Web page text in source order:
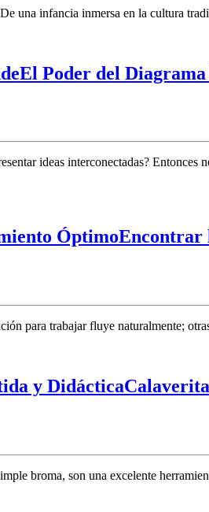
una infancia inmersa en la cultura
El Poder del
ideas interconectadas? Entonces
ÓptimoEncontrar
para trabajar fluye naturalmente;
y Didáctica
broma, son una excelente